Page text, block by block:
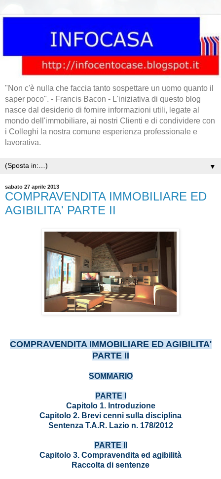
"Non c'è nulla che faccia tanto sospettare un uomo quanto il
saper poco". - Francis Bacon - L'iniziativa di questo blog
nasce dal desiderio di fornire informazioni utili, legate al
mondo dell'immobiliare, ai nostri Clienti e di condividere con
i Colleghi la nostra comune esperienza professionale e
lavorativa.
▼
sabato 27 aprile 2013
COMPRAVENDITA IMMOBILIARE ED
AGIBILITA' PARTE II
COMPRAVENDITA IMMOBILIARE ED AGIBILITA'
PARTE II
SOMMARIO
PARTE I
Capitolo 1. Introduzione
Capitolo 2. Brevi cenni sulla disciplina
Sentenza T.A.R. Lazio n. 178/2012
PARTE II
Capitolo 3. Compravendita ed agibilità
Raccolta di sentenze